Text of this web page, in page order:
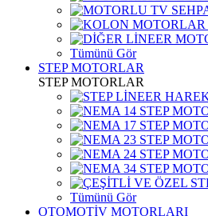
Tümünü Gör
STEP MOTORLAR
STEP MOTORLAR
Tümünü Gör
OTOMOTİV MOTORLARI